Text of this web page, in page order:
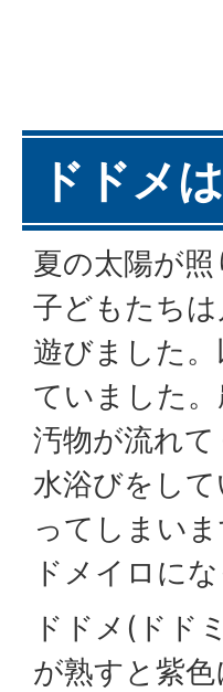
ドドメ
夏の太陽が
子どもたち
遊びました
ていました
汚物が流れ
水浴びをし
ってしまい
ドメイロに
ドドメ(ドド
が熟すと紫